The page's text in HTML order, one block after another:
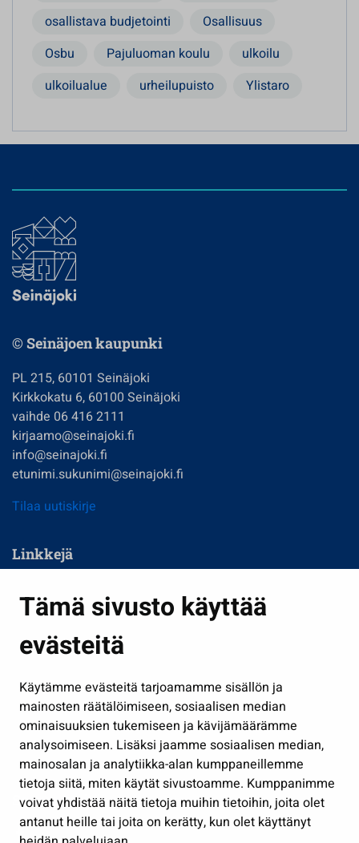
Tämä sivusto käyttää
evästeitä
Käytämme evästeitä tarjoamamme sisällön ja
mainosten räätälöimiseen, sosiaalisen median
ominaisuuksien tukemiseen ja kävijämäärämme
analysoimiseen. Lisäksi jaamme sosiaalisen median,
mainosalan ja analytiikka-alan kumppaneillemme
tietoja siitä, miten käytät sivustoamme. Kumppanimme
voivat yhdistää näitä tietoja muihin tietoihin, joita olet
antanut heille tai joita on kerätty, kun olet käyttänyt
osallistava budjetointi
Osallisuus
Osbu
Pajuluoman koulu
ulkoilu
ulkoilualue
urheilupuisto Ylistaro
© Seinäjoen kaupunki
PL 215, 60101 Seinäjoki
Kirkkokatu 6, 60100 Seinäjoki
vaihde 06 416 2111
kirjaamo@seinajoki.fi
info@seinajoki.fi
etunimi.sukunimi@seinajoki.fi
Tilaa uutiskirje
Linkkejä
Kasvatus ja opetus
Kulttuuri ja liikunta
Työ ja yrittäminen
Osallistu ja asioi
Näytä omat evästeasetukseni
Seuraa meitä